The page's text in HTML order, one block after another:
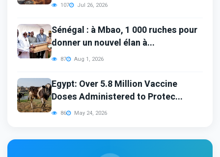
107 Jul 26, 2026
Sénégal : à Mbao, 1 000 ruches pour
donner un nouvel élan à...
87 Aug 1, 2026
Egypt: Over 5.8 Million Vaccine
Doses Administered to Protec...
86 May 24, 2026